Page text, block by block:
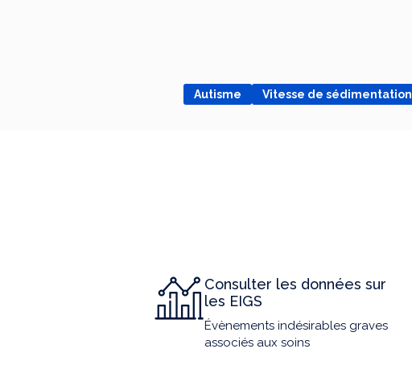
Autisme Vitesse de sédimentation
Consulter les données sur
les EIGS
Évènements indésirables graves
associés aux soins